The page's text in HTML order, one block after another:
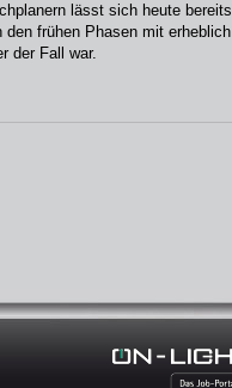
lässt sich heute
frühen Phasen mit
der Fall war.